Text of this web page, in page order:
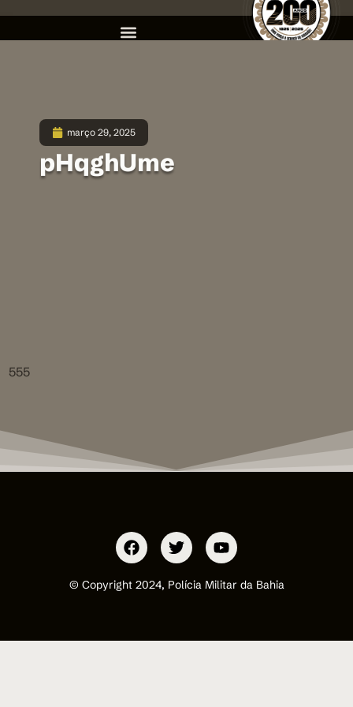
março 29, 2025
pHqghUme
555
© Copyright 2024, Polícia Militar da Bahia